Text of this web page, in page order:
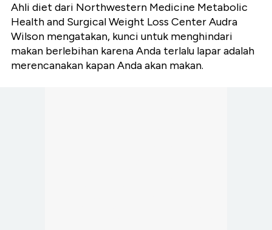
Ahli diet dari Northwestern Medicine Metabolic
Health and Surgical Weight Loss Center Audra
Wilson mengatakan, kunci untuk menghindari
makan berlebihan karena Anda terlalu lapar adalah
merencanakan kapan Anda akan makan.